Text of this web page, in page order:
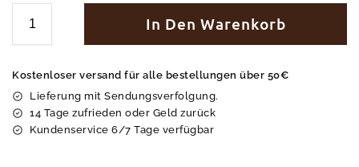
In Den Warenkorb
Kostenloser versand für alle bestellungen über 50€
Lieferung mit Sendungsverfolgung.
14 Tage zufrieden oder Geld zurück
Kundenservice 6/7 Tage verfügbar